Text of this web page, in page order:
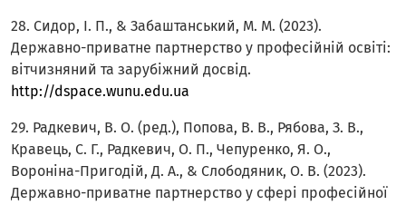
28. Сидор, І. П., & Забаштанський, М. М. (2023).
Державно-приватне партнерство у професійній освіті:
вітчизняний та зарубіжний досвід.
http://dspace.wunu.edu.ua
29. Радкевич, В. О. (ред.), Попова, В. В., Рябова, З. В.,
Кравець, С. Г., Радкевич, О. П., Чепуренко, Я. О.,
Вороніна-Пригодій, Д. А., & Слободяник, О. В. (2023).
Державно-приватне партнерство у сфері професійної